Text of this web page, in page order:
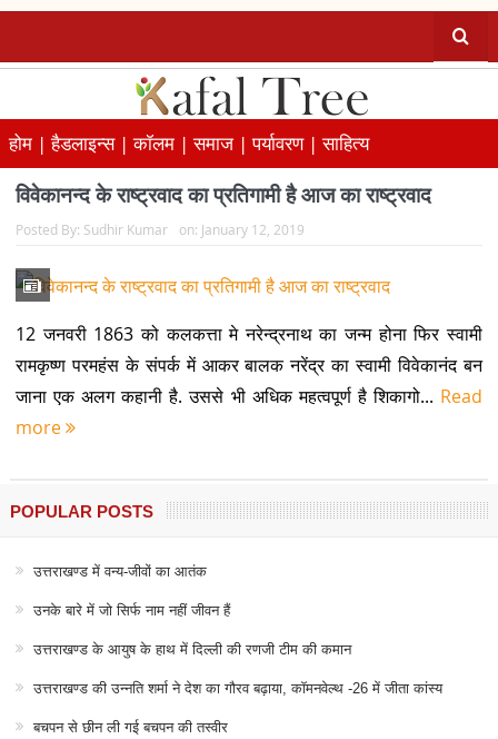
होम |हैडलाइन्स |कॉलम |समाज |पर्यावरण |साहित्य
विवेकानन्द के राष्ट्रवाद का प्रतिगामी है आज का राष्ट्रवाद
Posted By: Sudhir Kumar on: January 12, 2019
12 जनवरी 1863 को कलकत्ता मे नरेन्द्रनाथ का जन्म होना फिर स्वामी
रामकृष्ण परमहंस के संपर्क में आकर बालक नरेंद्र का स्वामी विवेकानंद बन
जाना एक अलग कहानी है. उससे भी अधिक महत्वपूर्ण है शिकागो... Read
more
POPULAR POSTS
उत्तराखण्ड में वन्य-जीवों का आतंक
उनके बारे में जो सिर्फ नाम नहीं जीवन हैं
उत्तराखण्ड के आयुष के हाथ में दिल्ली की रणजी टीम की कमान
उत्तराखण्ड की उन्नति शर्मा ने देश का गौरव बढ़ाया, कॉमनवेल्थ -26 में जीता कांस्य
बचपन से छीन ली गई बचपन की तस्वीर